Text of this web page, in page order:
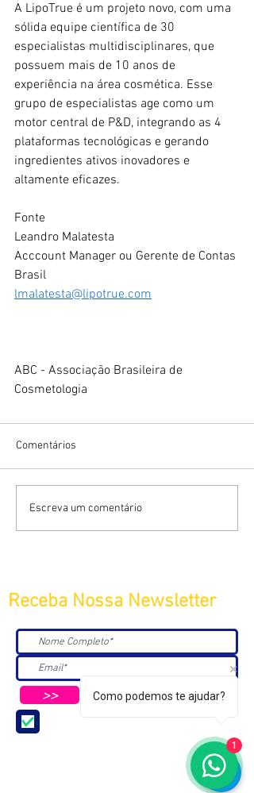
A LipoTrue é um projeto novo, com uma
sólida equipe científica de 30
especialistas multidisciplinares, que
possuem mais de 10 anos de
experiência na área cosmética. Esse
grupo de especialistas age como um
motor central de P&D, integrando as 4
plataformas tecnológicas e gerando
ingredientes ativos inovadores e
altamente eficazes.
Fonte
Leandro Malatesta
Acccount Manager ou Gerente de Contas
Brasil
lmalatesta@lipotrue.com
ABC - Associação Brasileira de
Cosmetologia
Comentários
Escreva um comentário
Receba Nossa Newsletter
>> Como podemos te ajudar?
1